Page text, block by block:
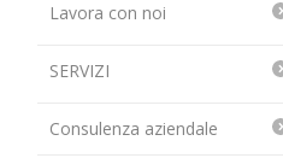
Lavora con noi
SERVIZI
Consulenza aziendale